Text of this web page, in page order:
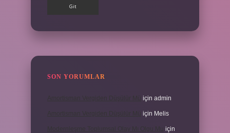
SON YORUMLAR
için admin
için Melis
için